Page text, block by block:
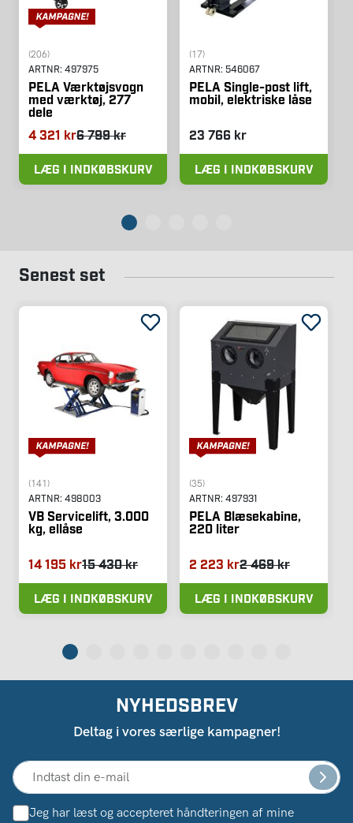
(206)
ARTNR: 497975
PELA Værktøjsvogn
med værktøj, 277
dele
4 321 kr6 799 kr
LÆG I INDKØBSKURV
(17)
ARTNR: 546067
PELA Single-post lift,
mobil, elektriske låse
23 766 kr
LÆG I INDKØBSKURV
Senest set
(141)
ARTNR: 498003
VB Servicelift, 3.000
kg, ellåse
14 195 kr15 430 kr
LÆG I INDKØBSKURV
(35)
ARTNR: 497931
PELA Blæsekabine,
220 liter
2 223 kr2 469 kr
LÆG I INDKØBSKURV
NYHEDSBREV
Deltag i vores særlige kampagner!
Jeg har læst og accepteret håndteringen af ​​mine